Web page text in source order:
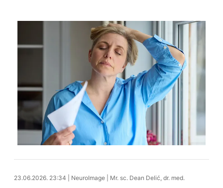
24.06.2026. 15:23
23.06.2026. 23:34 NeuroImage| Mr. sc. Dean Delić, dr. med.